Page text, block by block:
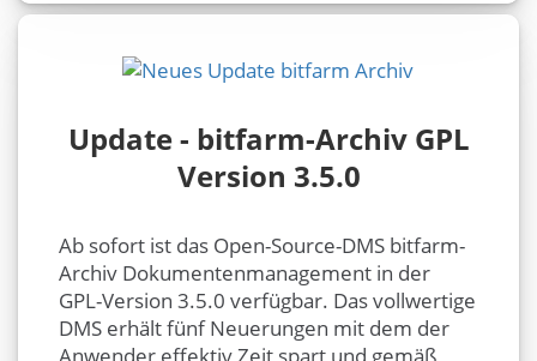
Update - bitfarm-Archiv GPL
Version 3.5.0
Ab sofort ist das Open-Source-DMS bitfarm-
Archiv Dokumentenmanagement in der
GPL-Version 3.5.0 verfügbar. Das vollwertige
DMS erhält fünf Neuerungen mit dem der